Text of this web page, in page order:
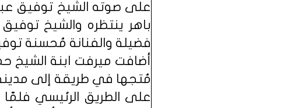
على صوته الشيخ توفيق
باهر ينتظره والشيخ توفيق
فضيلة والفنانة مُحسنة
أضافت ميرفت ابنة
مُتجها في طريقة إلى مدينة
على الطريق الرئيسي